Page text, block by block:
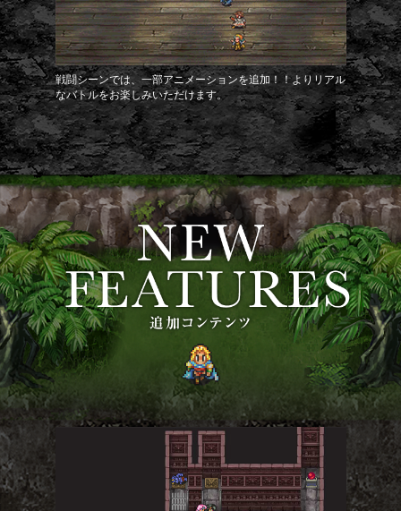
戦闘シーンでは、一部アニメーションを追加！！よりリアル
なバトルをお楽しみいただけます。